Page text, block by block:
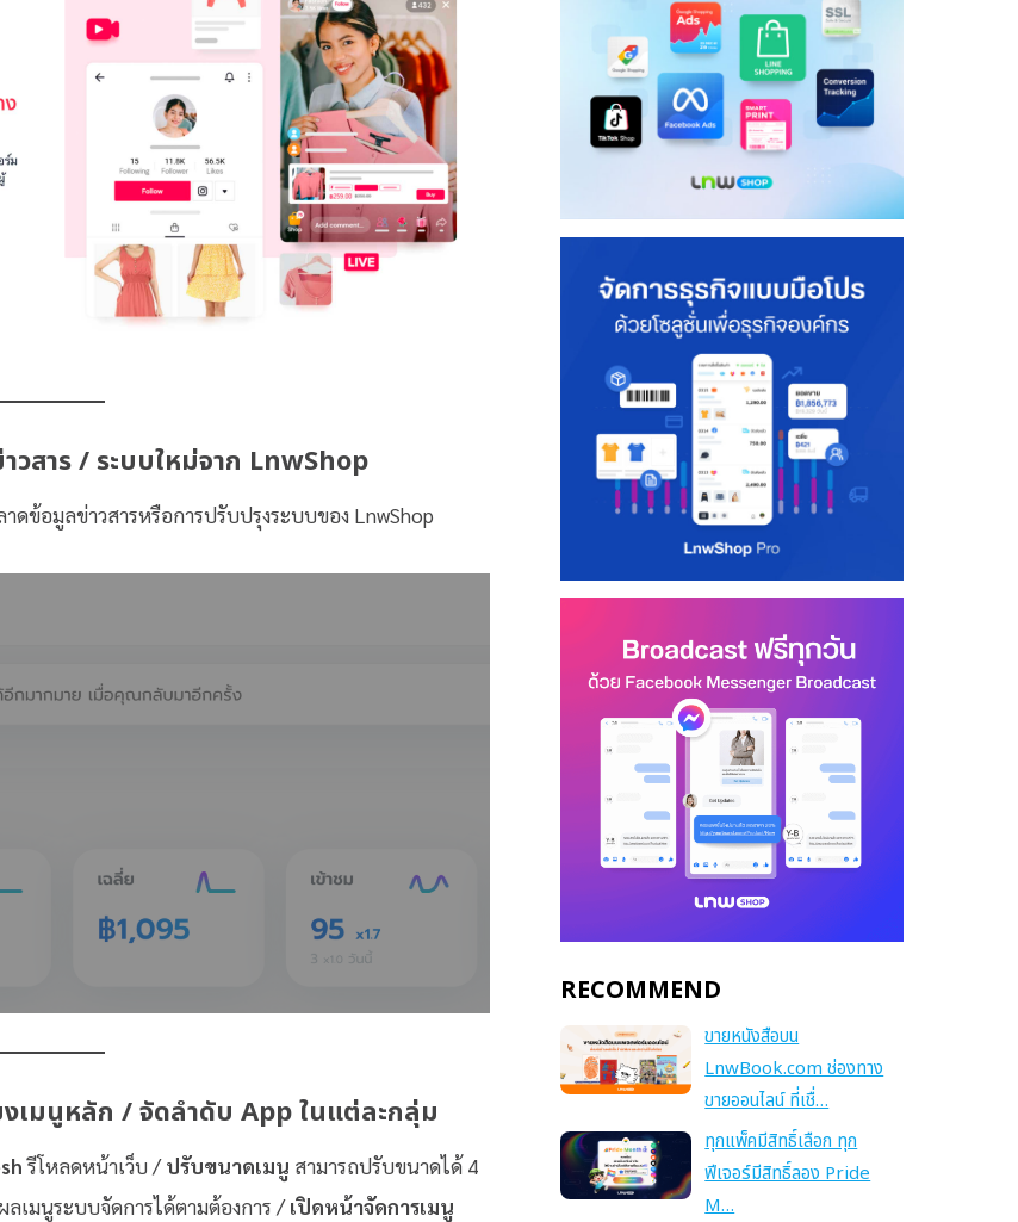
วสาร / ระบบใหม่จาก LnwShop
ข้อมูลข่าวสารหรือการปรับปรุงระบบของ LnwShop
เมนูหลัก / จัดลำดับ App ในแต่ละกลุ่ม
รีโหลดหน้าเว็บ /ปรับขนาดเมนู สามารถปรับขนาดได้ 4
เมนูระบบจัดการได้ตามต้องการ /เปิดหน้าจัดการเมนู
RECOMMEND
ขายหนังสือบน
LnwBook.com ช่องทาง
ขายออนไลน์ ที่เชื่…
ทุกแพ็คมีสิทธิ์เลือก ทุก
ฟีเจอร์มีสิทธิ์ลอง Pride
M…